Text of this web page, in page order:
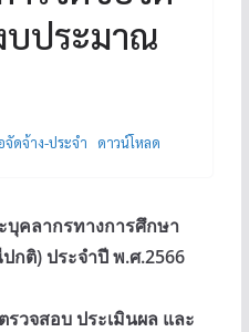
บประมาณ
ดจ้าง-ประจำ ดาวน์โหลด
บุคลากรทางการศึกษา
กติ) ประจำปี พ.ศ.2566
วจสอบ ประเมินผล และ